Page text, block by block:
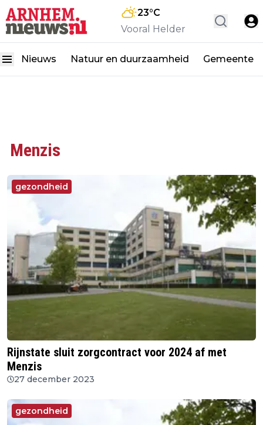
23°C
Vooral Helder
Nieuws Natuur en duurzaamheid Gemeente
Menzis
gezondheid
Rijnstate sluit zorgcontract voor 2024 af met
Menzis
27 december 2023
gezondheid